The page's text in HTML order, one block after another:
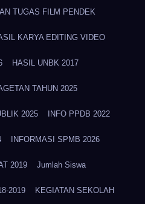
TUGAS FILM PENDEK
KARYA EDITING VIDEO
HASIL UNBK 2017
TAHUN 2025
2025 INFO PPDB 2022
INFORMASI SPMB 2026
2019 Jumlah Siswa
2019 KEGIATAN SEKOLAH